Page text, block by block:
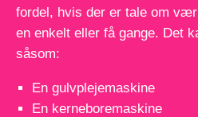
fordel, hvis der er tale om
en enkelt eller få gange. Det
såsom:
En gulvplejemaskine
En kerneboremaskine